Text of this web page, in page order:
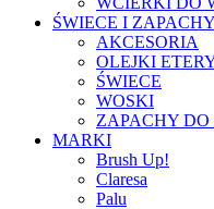
ŚWIECE I ZAPACHY
AKCESORIA
OLEJKI
ŚWIECE
WOSKI
ZAPACHY
MARKI
Brush Up!
Claresa
Palu